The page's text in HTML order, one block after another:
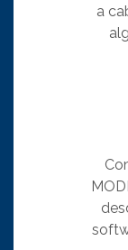
a